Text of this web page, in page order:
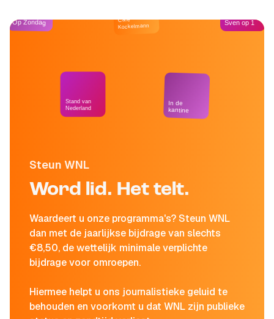
Steun WNL
Word lid. Het telt.
Waardeert u onze programma's? Steun WNL
dan met de jaarlijkse bijdrage van slechts
€8,50, de wettelijk minimale verplichte
bijdrage voor omroepen.
Hiermee helpt u ons journalistieke geluid te
behouden en voorkomt u dat WNL zijn publieke
Op Zondag
Stand van
Nederland
Café
Kockelmann
In de
kantine
Sven op 1